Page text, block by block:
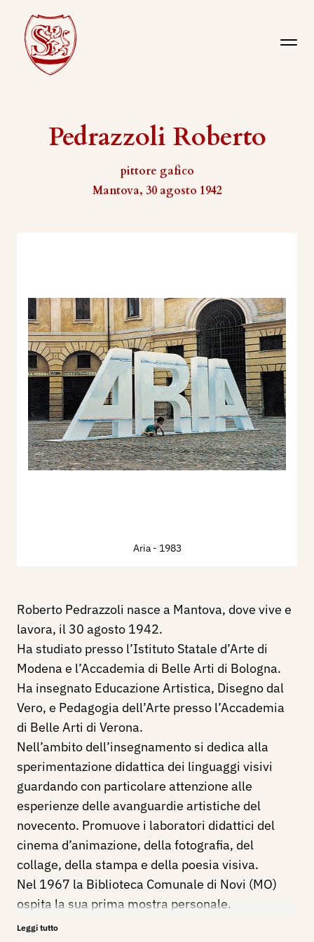
Pedrazzoli Roberto
pittore gafico
Mantova, 30 agosto 1942
Aria - 1983
Roberto Pedrazzoli nasce a Mantova, dove vive e
lavora, il 30 agosto 1942.
Ha studiato presso l’Istituto Statale d’Arte di
Modena e l’Accademia di Belle Arti di Bologna.
Ha insegnato Educazione Artistica, Disegno dal
Vero, e Pedagogia dell’Arte presso l’Accademia
di Belle Arti di Verona.
Nell’ambito dell’insegnamento si dedica alla
sperimentazione didattica dei linguaggi visivi
guardando con particolare attenzione alle
esperienze delle avanguardie artistiche del
novecento. Promuove i laboratori didattici del
cinema d’animazione, della fotografia, del
collage, della stampa e della poesia visiva.
Nel 1967 la Biblioteca Comunale di Novi (MO)
ospita la sua prima mostra personale.
Seguiranno le personali in varie città italiane:
Leggi tutto